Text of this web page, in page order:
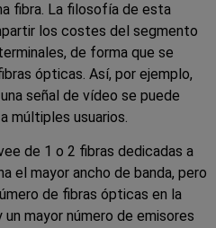
fibra. La filosofía de esta
los costes del segmento
de forma que se
ópticas. Así, por ejemplo,
señal de vídeo se puede
múltiples usuarios.
de 1 o 2 fibras dedicadas a
el mayor ancho de banda, pero
de fibras ópticas en la
mayor número de emisores